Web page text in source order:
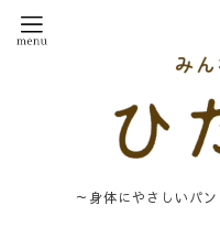
～身体にやさしいパ